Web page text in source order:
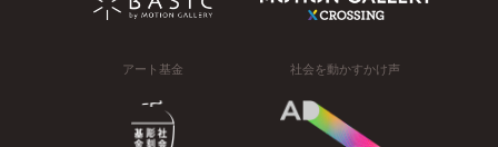
アート基金 社会を動かすかけ声